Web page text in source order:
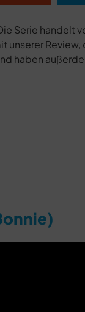
Serie handelt
unserer Review,
haben